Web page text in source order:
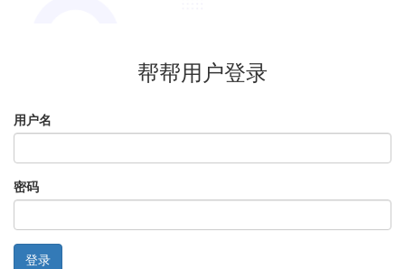
帮帮用户登录
用户名
密码
登录